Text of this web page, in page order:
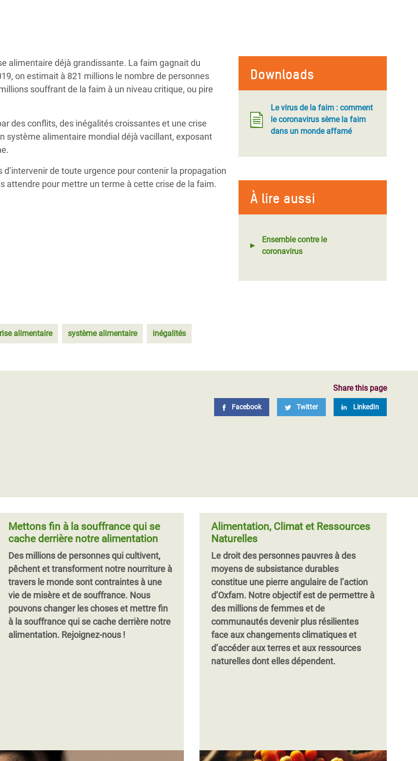
Rohingyas
Downloads
Le virus de la faim : comment
le coronavirus sème la faim
dans un monde affamé
À lire aussi
Ensemble contre le
coronavirus
alimentaire déjà grandissante. La faim gagnait du
on estimait à 821 millions le nombre de personnes
souffrant de la faim à un niveau critique, ou pire
des conflits, des inégalités croissantes et une crise
système alimentaire mondial déjà vacillant, exposant
de toute urgence pour contenir la propagation
attendre pour mettre un terme à cette crise de la faim.
alimentaire système alimentaire inégalités
Share this page
Facebook Twitter LinkedIn
Mettons fin à la souffrance qui se
cache derrière notre alimentation
Des millions de personnes qui cultivent,
pêchent et transforment notre nourriture à
travers le monde sont contraintes à une
vie de misère et de souffrance. Nous
pouvons changer les choses et mettre fin
à la souffrance qui se cache derrière notre
alimentation. Rejoignez-nous !
Alimentation, Climat et Ressources
Naturelles
Le droit des personnes pauvres à des
moyens de subsistance durables
constitue une pierre angulaire de l’action
d’Oxfam. Notre objectif est de permettre à
des millions de femmes et de
communautés devenir plus résilientes
face aux changements climatiques et
d’accéder aux terres et aux ressources
naturelles dont elles dépendent.